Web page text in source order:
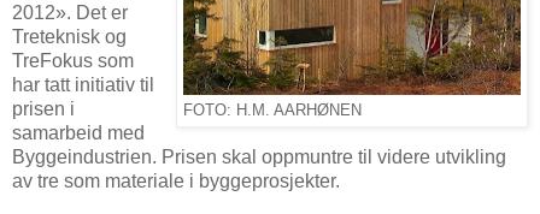
FOTO: H.M. AARHØNEN
2012». Det er
Treteknisk og
TreFokus som
har tatt initiativ til
prisen i
samarbeid med
Byggeindustrien. Prisen skal oppmuntre til videre utvikling
av tre som materiale i byggeprosjekter.